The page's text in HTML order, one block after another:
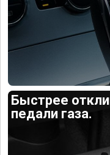
Быстрее
педали газа.